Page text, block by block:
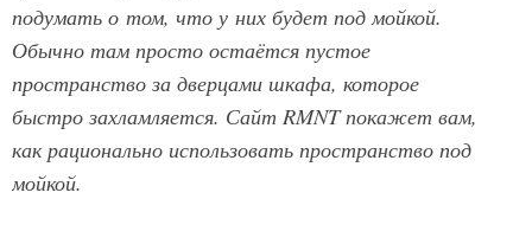
подумать о том, что у них будет под мойкой.
Обычно там просто остаётся пустое
пространство за дверцами шкафа, которое
быстро захламляется. Сайт RMNT покажет вам,
как рационально использовать пространство под
мойкой.